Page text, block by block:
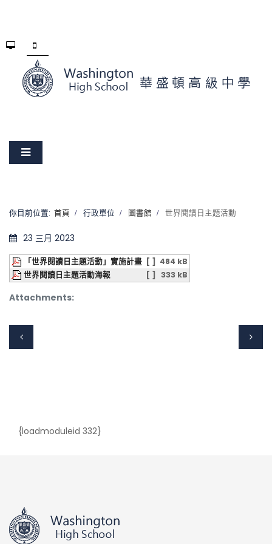
你目前位置: 首頁 行政單位 圖書館 世界閱讀日主題活動
23 三月 2023
Attachments:
「世界閱讀日主題活動」實施計畫 [ ]
484 kB
世界閱讀日主題活動海報
[ ] 333 kB
{loadmoduleid 332}